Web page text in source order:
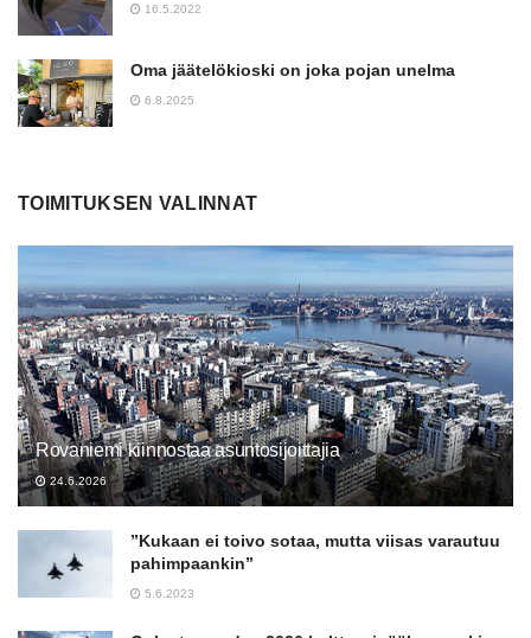
16.5.2022
Oma jäätelökioski on joka pojan unelma
6.8.2025
TOIMITUKSEN VALINNAT
Rovaniemi kiinnostaa asuntosijoittajia
24.6.2026
”Kukaan ei toivo sotaa, mutta viisas varautuu
pahimpaankin”
5.6.2023